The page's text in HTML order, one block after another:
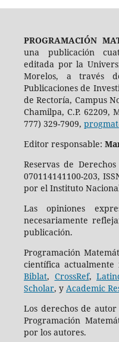
PROGRAMACIÓN
una publicación
editada por la
Morelos, a través
Publicaciones de
de Rectoría, Campus
Chamilpa, C.P. 62209,
777) 329-7909,
Editor responsable:
Reservas de
070114141100-203,
por el Instituto
Las opiniones
necesariamente
publicación.
Programación
científica
Biblat, CrossRef,
Scholar, y Academic
Los derechos de
Programación
por los autores.